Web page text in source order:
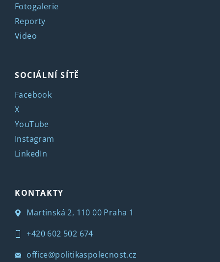
Fotogalerie
Reporty
Video
SOCIÁLNÍ SÍTĚ
Facebook
X
YouTube
Instagram
LinkedIn
KONTAKTY
Martinská 2, 110 00 Praha 1
+420 602 502 674
office@politikaspolecnost.cz